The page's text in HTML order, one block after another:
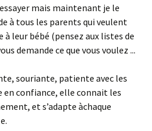
mais maintenant je le
à tous les parents qui veulent
leur bébé (pensez aux listes de
demande ce que vous voulez ...
souriante, patiente avec les
confiance, elle connait les
et s’adapte àchaque